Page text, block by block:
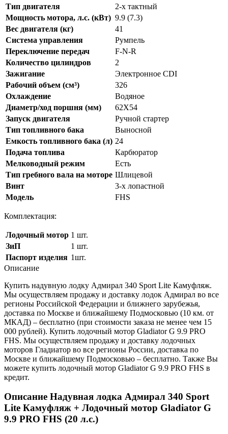
Тип двигателя
2-x тактный
Мощность мотора, л.с. (кВт) 9.9 (7.3)
Вес двигателя (кг)
41
Система управления
Румпель
Переключение передач
F-N-R
Количество цилиндров
2
Зажигание
Электронное CDI
Рабочий объем (см³)
326
Охлаждение
Водяное
Диаметр/ход поршня (мм)
62X54
Запуск двигателя
Ручной стартер
Тип топливного бака
Выносной
Емкость топливного бака (л) 24
Подача топлива
Карбюратор
Мелководный режим
Есть
Тип гребного вала на моторе Шлицевой
Винт
3-х лопастной
Модель
FHS
Комплектация:
Лодочный мотор 1 шт.
ЗиП
1 шт.
Паспорт изделия 1шт.
Описание
Купить надувную лодку Адмирал 340 Sport Lite Камуфляж.
Мы осуществляем продажу и доставку лодок Адмирал во все
регионы Российской Федерации и ближнего зарубежья,
доставка по Москве и ближайшему Подмосковью (10 км. от
МКАД) – бесплатно (при стоимости заказа не менее чем 15
000 рублей). Купить лодочный мотор Gladiator G 9.9 PRO
FHS. Мы осуществляем продажу и доставку лодочных
моторов Гладиатор во все регионы России, доставка по
Москве и ближайшему Подмосковью – бесплатно. Также Вы
можете купить лодочный мотор Gladiator G 9.9 PRO FHS в
кредит.
Описание Надувная лодка Адмирал 340 Sport
Lite Камуфляж + Лодочный мотор Gladiator G
9.9 PRO FHS (20 л.с.)